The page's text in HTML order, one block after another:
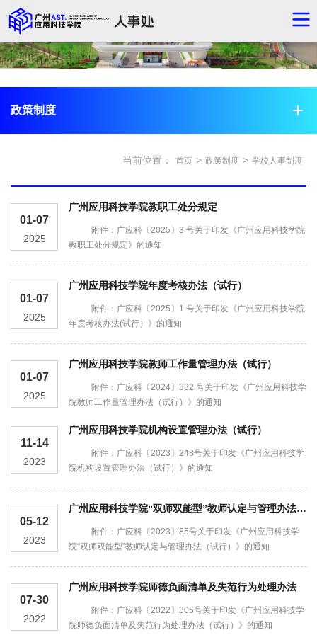
政策制度
当前位置： 首页 > 政策制度 > 学校人事制度
01-07
2025
广州应用科技学院教职工处分规定
附件：广应科〔2025〕3 号关于印发《广州应用科技学院
教职工处分规定》的通知
01-07
2025
广州应用科技学院年度考核办法（试行）
附件：广应科〔2025〕1 号关于印发《广州应用科技学院
年度考核办法(试行）》的通知
01-07
2025
广州应用科技学院教师工作量管理办法（试行）
附件：广应科〔2024〕332 号关于印发《广州应用科技学
院教师工作量管理办法（试行）》的通知
11-14
2023
广州应用科技学院机构设置管理办法（试行）
附件：广应科〔2023〕248号关于印发《广州应用科技学
院机构设置管理办法（试行）》的通知
05-12
2023
广州应用科技学院“双师双能型”教师认定与管理办法（试行）
附件：广应科〔2023〕85号关于印发《广州应用科技学
院“双师双能型”教师认定与管理办法（试行）》的通知
07-30
2022
广州应用科技学院师德负面清单及失范行为处理办法
附件：广应科〔2022〕305号关于印发《广州应用科技学
院师德负面清单及失范行为处理办法（试行）》的通知